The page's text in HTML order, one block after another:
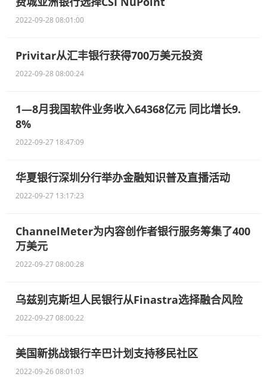
2022-09-28 08:01:00
Privitar从汇丰银行获得700万美元投资
2022-09-28 08:00:24
1—8月我国软件业务收入64368亿元 同比增长9.
8%
2022-09-27 18:47:09
华夏银行深圳分行举办金融知识普及直播活动
2022-09-27 13:17:23
ChannelMeter为内容创作者银行服务筹集了400
万美元
2022-09-27 08:00:28
乌兹别克斯坦人民银行从Finastra选择融合风险
2022-09-27 08:00:22
美国新挑战银行辛巴计划支持移民社区
2022-09-26 08:01:03